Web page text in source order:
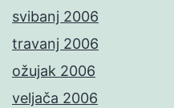
svibanj 2006
travanj 2006
ožujak 2006
veljača 2006